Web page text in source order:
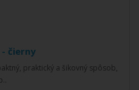
- čierny
praktický a šikovný spôsob,